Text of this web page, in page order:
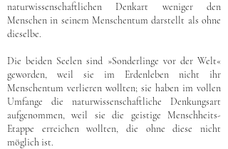
naturwissenschaftlichen Denkart weniger den
Menschen in seinem Menschentum darstellt als ohne
dieselbe.
Die beiden Seelen sind »Sonderlinge vor der Welt«
geworden, weil sie im Erdenleben nicht ihr
Menschentum verlieren wollten; sie haben im vollen
Umfange die naturwissenschaftliche Denkungsart
aufgenommen, weil sie die geistige Menschheits-
Etappe erreichen wollten, die ohne diese nicht
möglich ist.